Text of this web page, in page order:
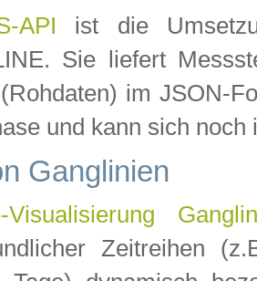
API ist die
Sie liefert
im JSON-
und kann sich noch
Ganglinien
Visualisierung
Zeitreihen